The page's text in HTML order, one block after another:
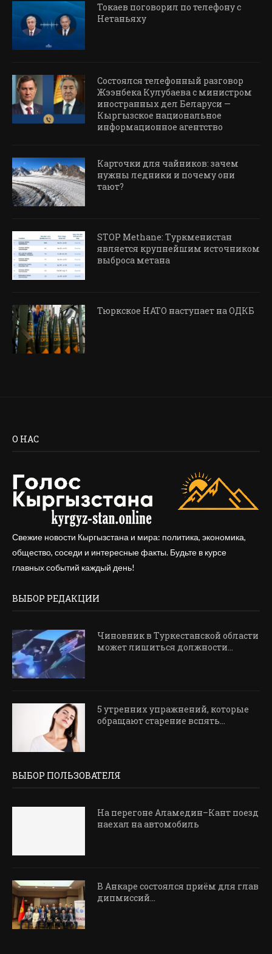
Токаев поговорил по телефону с
Нетаньяху
Состоялся телефонный разговор
Жээнбека Кулубаева с министром
иностранных дел Беларуси —
Кыргызское национальное
информационное агентство
Карточки для чайников: зачем
нужны ледники и почему они
тают?
STOP Methane: Туркменистан
является крупнейшим источником
выброса метана
Тюркское НАТО наступает на ОДКБ
О НАС
Свежие новости Кыргызстана и мира: политика, экономика,
общество, соседи и интересные факты. Будьте в курсе
главных событий каждый день!
ВЫБОР РЕДАКЦИИ
Чиновник в Туркестанской области
может лишиться должности...
5 утренних упражнений, которые
обращают старение вспять...
ВЫБОР ПОЛЬЗОВАТЕЛЯ
На перегоне Аламедин–Кант поезд
наехал на автомобиль
В Анкаре состоялся приём для глав
дипмиссий...